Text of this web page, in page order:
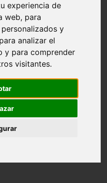
experiencia de
web, para
y
analizar el
y para comprender
visitantes.
talaia